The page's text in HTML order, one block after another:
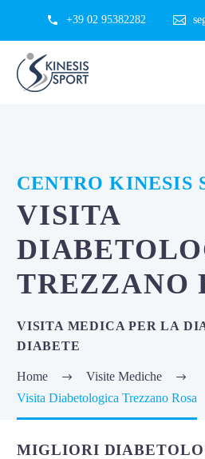
+39 02 95382282
CENTRO KINESIS
VISITA
TREZZANO
VISITA MEDICA PER LA
DIABETE
Home
Visite Mediche
Visita Diabetologica Trezzano Rosa
MIGLIORI